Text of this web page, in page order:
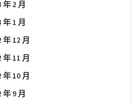
年 2 月
年 1 月
年 12 月
年 11 月
年 10 月
年 9 月